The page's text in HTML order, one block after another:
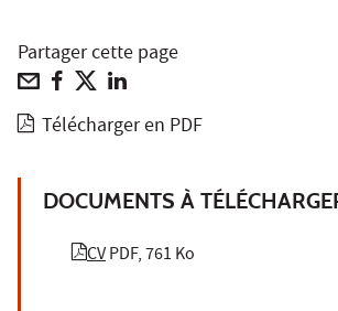
Partager cette page
Télécharger en PDF
DOCUMENTS À
CVPDF, 761 Ko